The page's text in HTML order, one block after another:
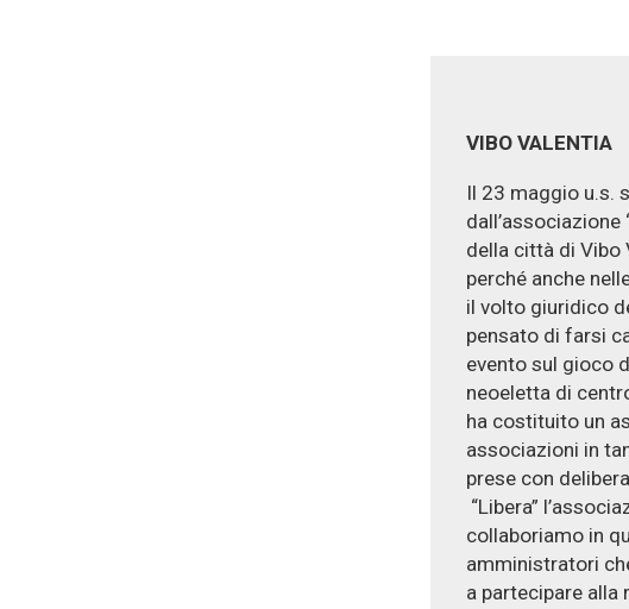
VIBO VALENTIA
Il 23 maggio u.s.
della città di Vibo
perché anche
il volto giuridico
pensato di farsi
evento sul gioco
neoeletta di
ha costituito un
associazioni in
prese con
“Libera”
collaboriamo in
amministratori
a partecipare alla